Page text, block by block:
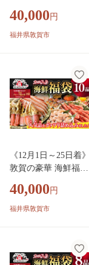
301_(20)-h]【生ズワ
イポーション むきえ
漬け さば開き干し
縞ほっけ開き 詰め合
わせ 焼さば寿司 ね
ぎとろ セット 海鮮
魚介 魚 カニ かに え
ホッケ 冷凍 甲羅組
人気 厳選】
40,000 円
福井県敦賀市
《12月1日～25日着》
敦賀の豪華 海鮮福袋
a]【生ズワイポーシ
ョン むきえび ホタ
さば開き干し 縞ほっ
け開き 詰め合わせ
40,000 円
福井県敦賀市